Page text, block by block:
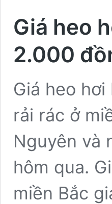
Giá heo
2.000
Giá heo
rải rác ở
Nguyên và
hôm qua.
miền Bắc